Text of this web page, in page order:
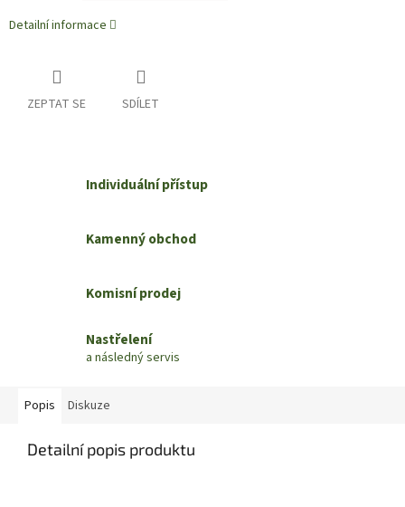
Detailní informace
ZEPTAT SE SDÍLET
Individuální přístup
Kamenný obchod
Komisní prodej
Nastřelení
a následný servis
Popis Diskuze
Detailní popis produktu